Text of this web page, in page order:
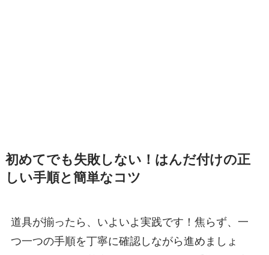
初めてでも失敗しない！はんだ付けの正
しい手順と簡単なコツ
道具が揃ったら、いよいよ実践です！焦らず、一
つ一つの手順を丁寧に確認しながら進めましょ